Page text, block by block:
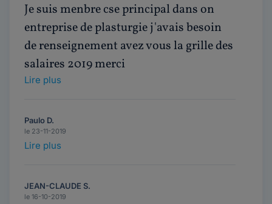
Je suis menbre cse principal dans on
entreprise de plasturgie j'avais besoin
de renseignement avez vous la grille des
salaires 2019 merci
Lire plus
Paulo D.
le 23-11-2019
Lire plus
JEAN-CLAUDE S.
le 16-10-2019